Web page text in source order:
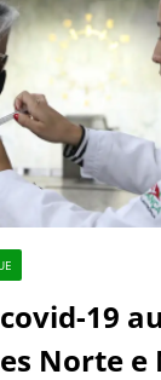
19
Norte e